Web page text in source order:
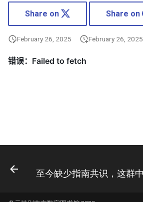
Share on Share on
February 26, 2025 February 26, 2025